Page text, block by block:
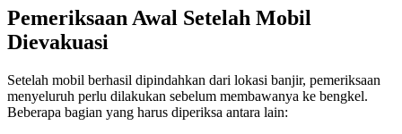
Pemeriksaan Awal Setelah Mobil
Dievakuasi
Setelah mobil berhasil dipindahkan dari lokasi banjir, pemeriksaan
menyeluruh perlu dilakukan sebelum membawanya ke bengkel.
Beberapa bagian yang harus diperiksa antara lain: